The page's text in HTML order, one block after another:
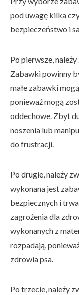
pod uwagę kilka
bezpieczeństwo i
Po pierwsze,
Zabawki powinny
małe zabawki
ponieważ mogą
oddechowe. Zbyt
noszenia lub
do frustracji.
Po drugie, należy
wykonana jest
bezpiecznych i
zagrożenia dla
wykonanych z
rozpadają,
zdrowia psa.
Po trzecie, należy